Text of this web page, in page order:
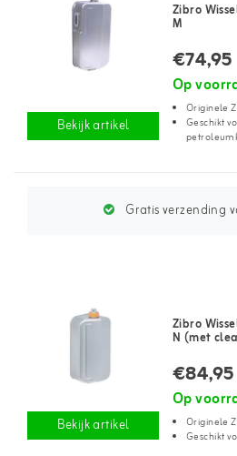
Bekijk artikel
Zibro
M
€74,95
Op
Originele
Geschikt
Gratis verzending
Bekijk artikel
Zibro
N (met
€84,95
Op
Originele
Geschikt